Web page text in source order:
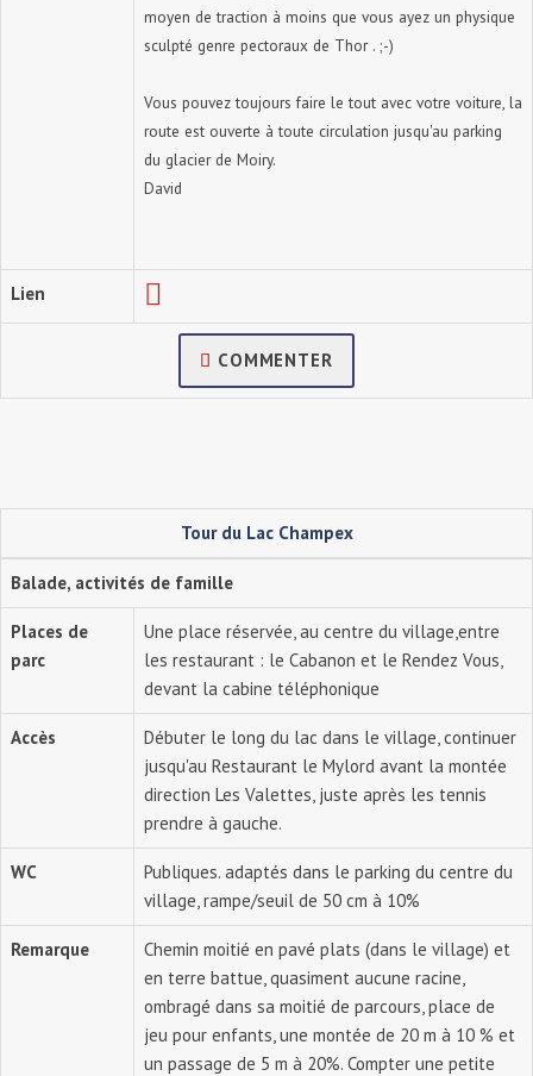
moyen de traction à moins que vous ayez un physique
sculpté genre pectoraux de Thor . ;-)
Vous pouvez toujours faire le tout avec votre voiture, la
route est ouverte à toute circulation jusqu'au parking
du glacier de Moiry.
David
Lien
COMMENTER
Tour du Lac Champex
Balade, activités de famille
Places de
parc
Une place réservée, au centre du village,entre
les restaurant : le Cabanon et le Rendez Vous,
devant la cabine téléphonique
Accès
Débuter le long du lac dans le village, continuer
jusqu'au Restaurant le Mylord avant la montée
direction Les Valettes, juste après les tennis
prendre à gauche.
WC
Publiques. adaptés dans le parking du centre du
village, rampe/seuil de 50 cm à 10%
Remarque
Chemin moitié en pavé plats (dans le village) et
en terre battue, quasiment aucune racine,
ombragé dans sa moitié de parcours, place de
jeu pour enfants, une montée de 20 m à 10 % et
un passage de 5 m à 20%. Compter une petite